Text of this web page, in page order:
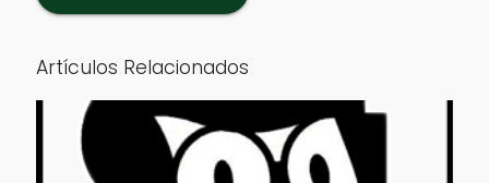
Artículos Relacionados